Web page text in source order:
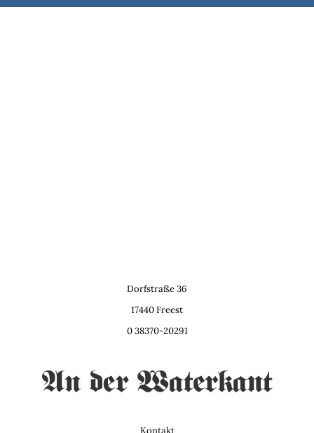
Dorfstraße 36
17440 Freest
0 38370-20291
Kontakt